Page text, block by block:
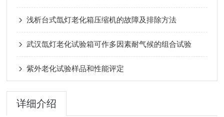
浅析台式氙灯老化箱压缩机的故障及排除方法
武汉氙灯老化试验箱可作多因素耐气候的组合试验
紫外老化试验样品和性能评定
详细介绍